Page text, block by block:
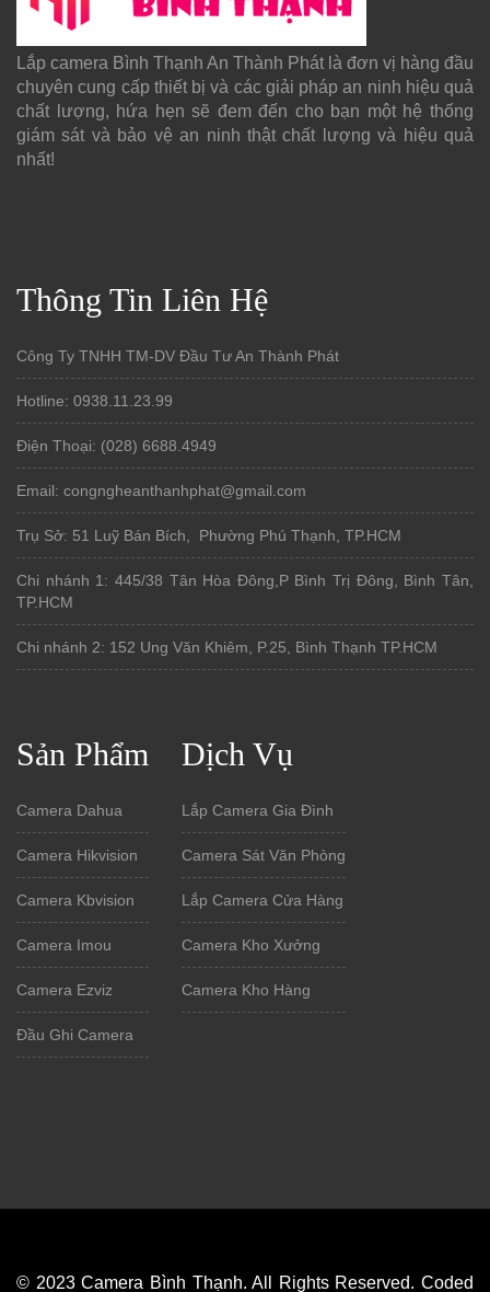
Lắp camera Bình Thạnh An Thành Phát là đơn vị hàng đầu
chuyên cung cấp thiết bị và các giải pháp an ninh hiệu quả
chất lượng, hứa hẹn sẽ đem đến cho bạn một hệ thống
giám sát và bảo vệ an ninh thật chất lượng và hiệu quả
nhất!
Thông Tin Liên Hệ
Công Ty TNHH TM-DV Đầu Tư An Thành Phát
Hotline: 0938.11.23.99
Điện Thoại: (028) 6688.4949
Email: congngheanthanhphat@gmail.com
Trụ Sở: 51 Luỹ Bán Bích, Phường Phú Thạnh, TP.HCM
Chi nhánh 1: 445/38 Tân Hòa Đông,P Bình Trị Đông, Bình Tân,
TP.HCM
Chi nhánh 2: 152 Ung Văn Khiêm, P.25, Bình Thạnh TP.HCM
Sản Phẩm
Camera Dahua
Camera Hikvision
Camera Kbvision
Camera Imou
Camera Ezviz
Đầu Ghi Camera
Dịch Vụ
Lắp Camera Gia Đình
Camera Sát Văn Phòng
Lắp Camera Cửa Hàng
Camera Kho Xưởng
Camera Kho Hàng
© 2023 Camera Bình Thạnh. All Rights Reserved. Coded